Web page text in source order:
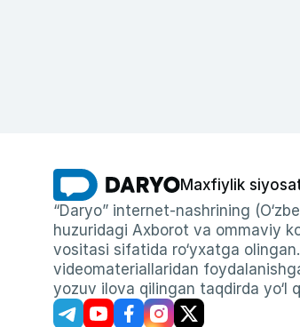
Maxfiylik
“Daryo” internet-nashrining
huzuridagi Axborot va ommaviy
vositasi sifatida ro‘yxatga
videomateriallaridan
yozuv ilova qilingan taqdirda yo‘l